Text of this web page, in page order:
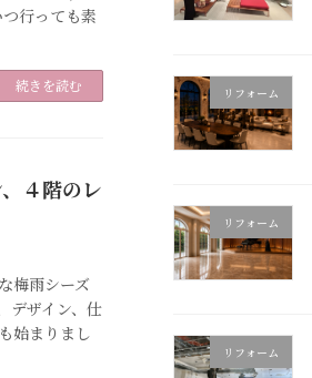
行っても素
続きを読む
４階のレ
梅雨シーズ
デザイン、仕
始まりまし
リフォーム
リフォーム
リフォーム